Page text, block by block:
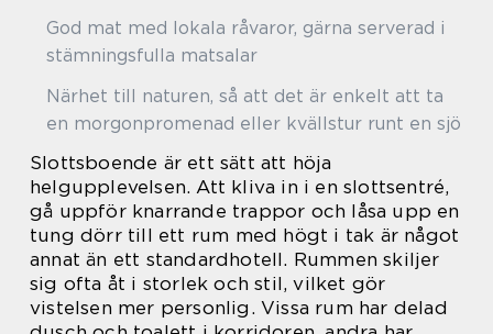
God mat med lokala råvaror, gärna serverad i
stämningsfulla matsalar
Närhet till naturen, så att det är enkelt att ta
en morgonpromenad eller kvällstur runt en sjö
Slottsboende är ett sätt att höja
helgupplevelsen. Att kliva in i en slottsentré,
gå uppför knarrande trappor och låsa upp en
tung dörr till ett rum med högt i tak är något
annat än ett standardhotell. Rummen skiljer
sig ofta åt i storlek och stil, vilket gör
vistelsen mer personlig. Vissa rum har delad